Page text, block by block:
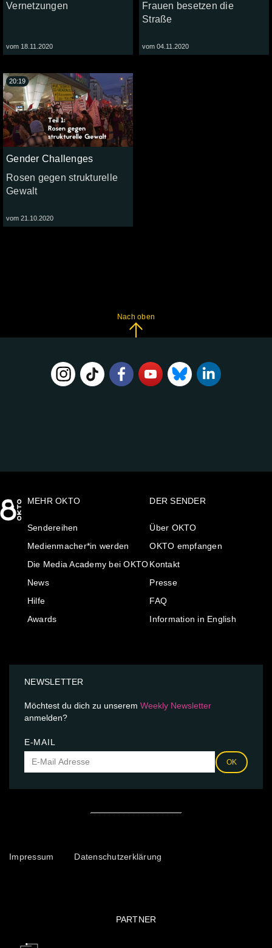
Vernetzungen
vom 18.11.2020
Frauen besetzen die
Straße
vom 04.11.2020
Gender Challenges
Rosen gegen strukturelle
Gewalt
vom 21.10.2020
20:19
Nach oben
MEHR OKTO
Sendereihen
Medienmacher*in werden
Die Media Academy bei OKTO
News
Hilfe
Awards
DER SENDER
Über OKTO
OKTO empfangen
Kontakt
Presse
FAQ
Information in English
NEWSLETTER
Möchtest du dich zu unserem Weekly Newsletter
anmelden?
E-MAIL
OK
Impressum Datenschutzerklärung
PARTNER